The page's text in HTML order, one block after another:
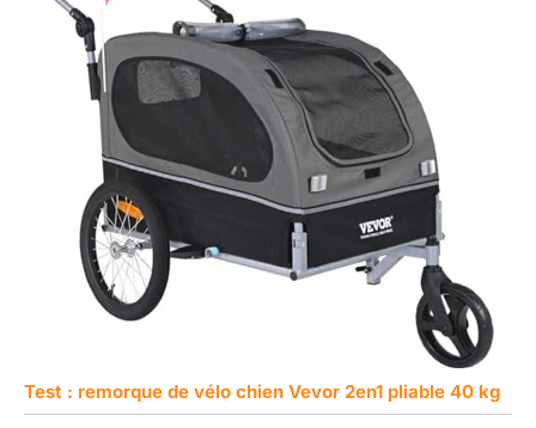
Test : remorque de vélo chien Vevor 2en1 pliable 40 kg